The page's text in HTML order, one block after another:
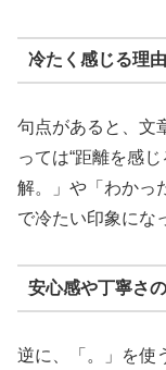
冷たく感じる理
句点があると、文
っては“距離を感
解。」や「わかっ
で冷たい印象にな
安心感や丁寧さ
逆に、「。」を使